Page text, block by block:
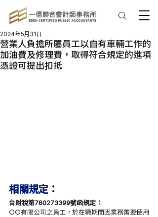
營業人負擔所屬員工以自有車輛工作的
加油費及修理費，取得符合規定的進項
憑證可提出扣抵
2024年5月31日
相關規定：
台財稅第780273399號函規定：
○○有限公司之員工，於在職期間因業務需要使用